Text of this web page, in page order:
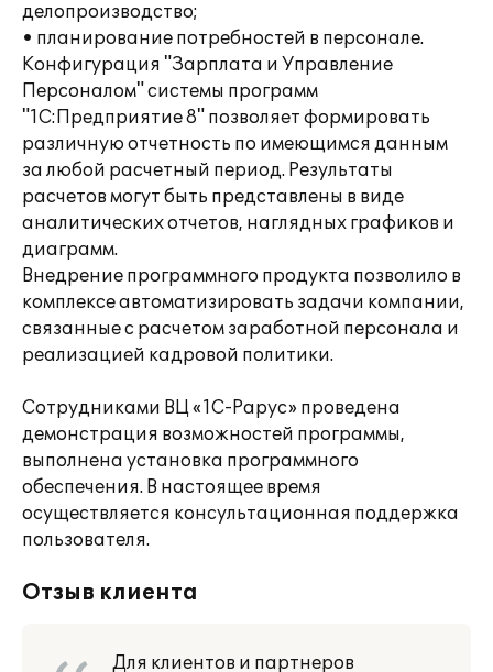
делопроизводство;
• планирование потребностей в персонале.
Конфигурация "Зарплата и Управление
Персоналом" системы программ
"1С:Предприятие 8" позволяет формировать
различную отчетность по имеющимся данным
за любой расчетный период. Результаты
расчетов могут быть представлены в виде
аналитических отчетов, наглядных графиков и
диаграмм.
Внедрение программного продукта позволило в
комплексе автоматизировать задачи компании,
связанные с расчетом заработной персонала и
реализацией кадровой политики.
Сотрудниками ВЦ «1С-Рарус» проведена
демонстрация возможностей программы,
выполнена установка программного
обеспечения. В настоящее время
осуществляется консультационная поддержка
пользователя.
Отзыв клиента
Для клиентов и партнеров